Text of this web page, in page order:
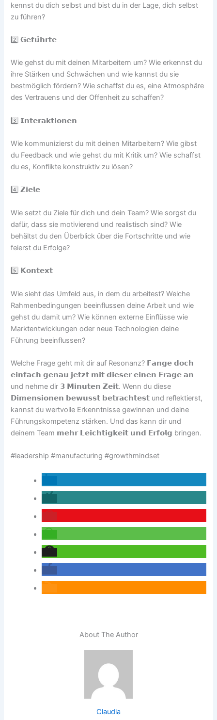
kennst du dich selbst und bist du in der Lage, dich selbst
zu führen?
2️⃣ 𝗚𝗲𝗳𝘂̈𝗵𝗿𝘁𝗲
Wie gehst du mit deinen Mitarbeitern um? Wie erkennst du
ihre Stärken und Schwächen und wie kannst du sie
bestmöglich fördern? Wie schaffst du es, eine Atmosphäre
des Vertrauens und der Offenheit zu schaffen?
3️⃣ 𝗜𝗻𝘁𝗲𝗿𝗮𝗸𝘁𝗶𝗼𝗻𝗲𝗻
Wie kommunizierst du mit deinen Mitarbeitern? Wie gibst
du Feedback und wie gehst du mit Kritik um? Wie schaffst
du es, Konflikte konstruktiv zu lösen?
4️⃣ 𝗭𝗶𝗲𝗹𝗲
Wie setzt du Ziele für dich und dein Team? Wie sorgst du
dafür, dass sie motivierend und realistisch sind? Wie
behältst du den Überblick über die Fortschritte und wie
feierst du Erfolge?
5️⃣ 𝗞𝗼𝗻𝘁𝗲𝘅𝘁
Wie sieht das Umfeld aus, in dem du arbeitest? Welche
Rahmenbedingungen beeinflussen deine Arbeit und wie
gehst du damit um? Wie können externe Einflüsse wie
Marktentwicklungen oder neue Technologien deine
Führung beeinflussen?
Welche Frage geht mit dir auf Resonanz? 𝗙𝗮𝗻𝗴𝗲 𝗱𝗼𝗰𝗵
𝗲𝗶𝗻𝗳𝗮𝗰𝗵 𝗴𝗲𝗻𝗮𝘂 𝗷𝗲𝘁𝘇𝘁 𝗺𝗶𝘁 𝗱𝗶𝗲𝘀𝗲𝗿 𝗲𝗶𝗻𝗲𝗻 𝗙𝗿𝗮𝗴𝗲 𝗮𝗻
und nehme dir 𝟯 𝗠𝗶𝗻𝘂𝘁𝗲𝗻 𝗭𝗲𝗶𝘁. Wenn du diese
𝗗𝗶𝗺𝗲𝗻𝘀𝗶𝗼𝗻𝗲𝗻 𝗯𝗲𝘄𝘂𝘀𝘀𝘁 𝗯𝗲𝘁𝗿𝗮𝗰𝗵𝘁𝗲𝘀𝘁 und reflektierst,
kannst du wertvolle Erkenntnisse gewinnen und deine
Führungskompetenz stärken. Und das kann dir und
deinem Team 𝗺𝗲𝗵𝗿 𝗟𝗲𝗶𝗰𝗵𝘁𝗶𝗴𝗸𝗲𝗶𝘁 𝘂𝗻𝗱 𝗘𝗿𝗳𝗼𝗹𝗴 bringen.
#leadership #manufacturing #growthmindset
About The Author
Claudia